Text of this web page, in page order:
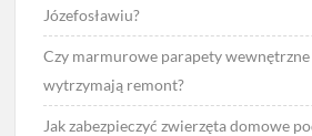
Józefosławiu?
Czy marmurowe parapety
wytrzymają remont?
Jak zabezpieczyć zwierzęta domowe